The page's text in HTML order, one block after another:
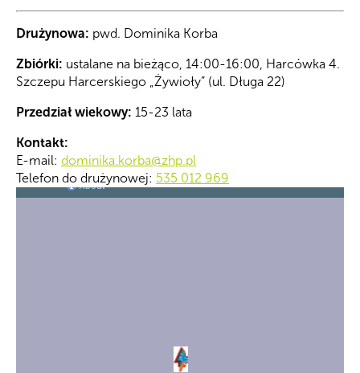
Drużynowa: pwd. Dominika Korba
Zbiórki: ustalane na bieżąco, 14:00-16:00, Harcówka 4.
Szczepu Harcerskiego „Żywioły” (ul. Długa 22)
Przedział wiekowy: 15-23 lata
Kontakt:
E-mail: dominika.korba@zhp.pl
Telefon do drużynowej: 535 012 969